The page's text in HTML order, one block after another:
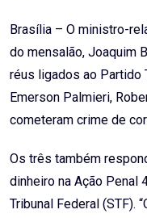
Brasília – O ministro-
do mensalão, Joaquim
réus ligados ao Partido
Emerson Palmieri,
cometeram crime de
Os três também
dinheiro na Ação Penal
Tribunal Federal (STF).